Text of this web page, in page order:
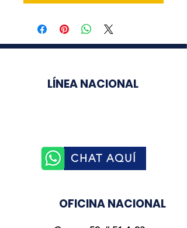
LÍNEA NACIONAL
CHAT AQUÍ
OFICINA NACIONAL